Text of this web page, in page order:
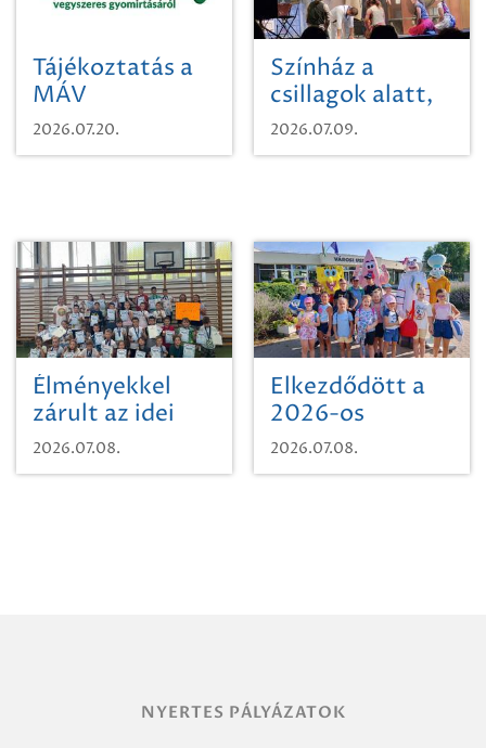
Tájékoztatás a
MÁV
Pályaműködtetési
Zrt. Területi
területének
vegyszeres
gyomirtásáról
2026.07.20.
Színház a
csillagok alatt,
sikeres nyitány
Szikszón
2026.07.09.
Élményekkel
zárult az idei
sporttábor!
2026.07.08.
Elkezdődött a
2026-os
SpongyaBob
tábor!
2026.07.08.
NYERTES PÁLYÁZATOK